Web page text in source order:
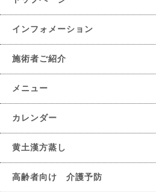
インフォメーション
施術者ご紹介
メニュー
カレンダー
黄土漢方蒸し
高齢者向け 介護予防